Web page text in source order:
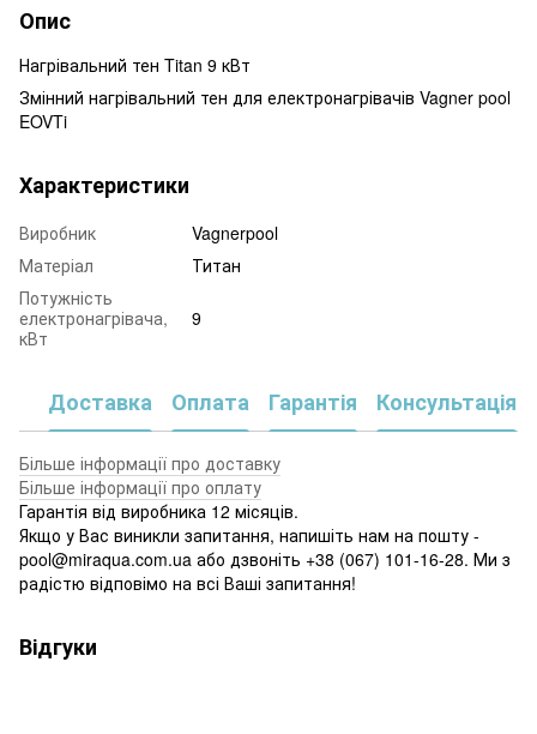
Опис
Нагрівальний тен Titan 9 кВт
Змінний нагрівальний тен для електронагрівачів Vagner pool
EOVTi
Характеристики
Виробник
Vagnerpool
Матеріал
Титан
Потужність
електронагрівача,
кВт
9
Доставка Оплата Гарантія Консультація
Більше інформації про доставку
Більше інформації про оплату
Гарантія від виробника 12 місяців.
Якщо у Вас виникли запитання, напишіть нам на пошту -
pool@miraqua.com.ua або дзвоніть +38 (067) 101-16-28. Ми з
радістю відповімо на всі Ваші запитання!
Відгуки